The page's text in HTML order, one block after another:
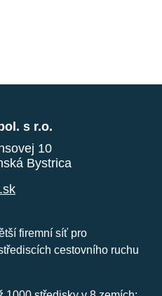
s r.o.
10
Bystrica
firemní síť pro
cestovního ruchu